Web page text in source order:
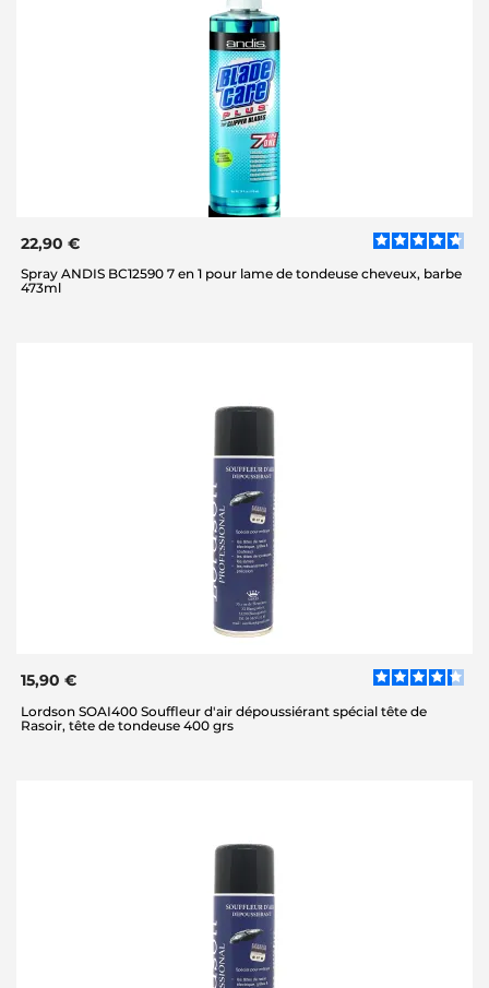
22,90 €
Spray ANDIS BC12590 7 en 1 pour lame de tondeuse cheveux, barbe
473ml
15,90 €
Lordson SOAI400 Souffleur d'air dépoussiérant spécial tête de
Rasoir, tête de tondeuse 400 grs